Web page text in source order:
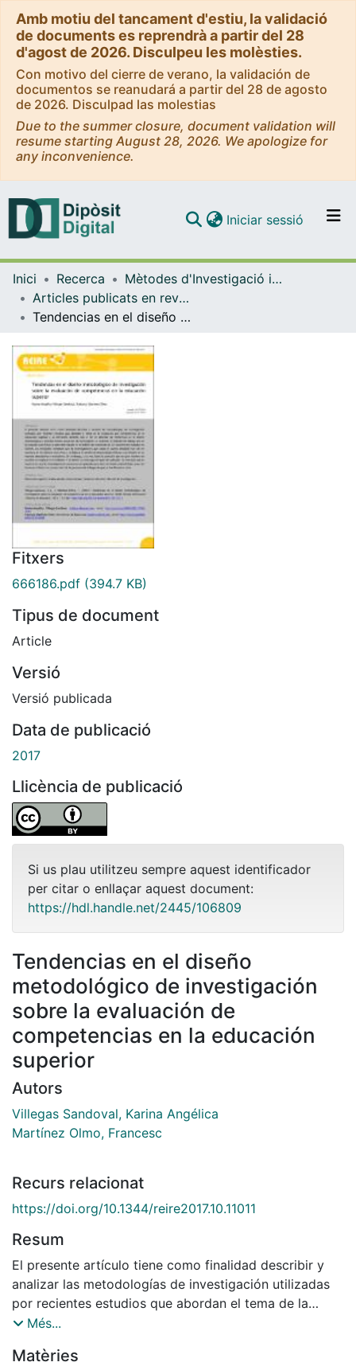
Amb motiu del tancament d'estiu, la validació
de documents es reprendrà a partir del 28
d'agost de 2026. Disculpeu les molèsties.
Con motivo del cierre de verano, la validación de
documentos se reanudará a partir del 28 de agosto
de 2026. Disculpad las molestias
Due to the summer closure, document validation will
resume starting August 28, 2026. We apologize for
any inconvenience.
Navega per tot el DD
Iniciar sessió (current)
Inici Recerca
Mètodes d'Investigació i Diagnòstic en Educació
Articles publicats en revistes (Mètodes d'Investigació i Diagnòstic en Educació)
Tendencias en el diseño metodológico de investigación sobre la evaluación de competencias en la educación superior
Fitxers
666186.pdf (394.7 KB)
Tipus de document
Article
Versió
Versió publicada
Data de publicació
2017
Llicència de publicació
Si us plau utilitzeu sempre aquest identificador
per citar o enllaçar aquest document:
https://hdl.handle.net/2445/106809
Tendencias en el diseño
metodológico de investigación
sobre la evaluación de
competencias en la educación
superior
Autors
Villegas Sandoval, Karina Angélica
Martínez Olmo, Francesc
Recurs relacionat
https://doi.org/10.1344/reire2017.10.11011
Resum
El presente artículo tiene como finalidad describir y
analizar las metodologías de investigación utilizadas
por recientes estudios que abordan el tema de la
evaluación por competencias en la educación superior
tendencias en el diseño metodológico y orientar
Més...
Matèries